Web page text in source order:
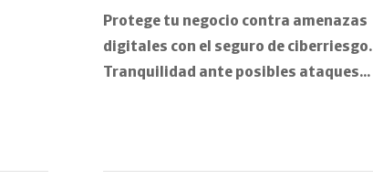
Protege tu negocio contra amenazas
digitales con el seguro de ciberriesgo.
Tranquilidad ante posibles ataques…